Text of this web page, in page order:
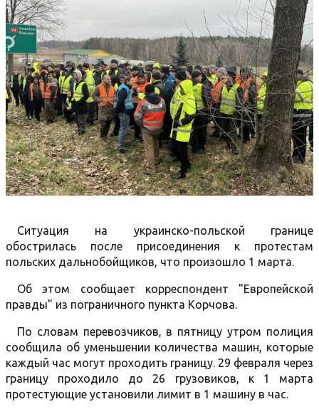
Ситуация на украинско-польской границе
обострилась после присоединения к протестам
польских дальнобойщиков, что произошло 1 марта.
Об этом сообщает корреспондент "Европейской
правды" из пограничного пункта Корчова.
По словам перевозчиков, в пятницу утром полиция
сообщила об уменьшении количества машин, которые
каждый час могут проходить границу. 29 февраля через
границу проходило до 26 грузовиков, к 1 марта
протестующие установили лимит в 1 машину в час.